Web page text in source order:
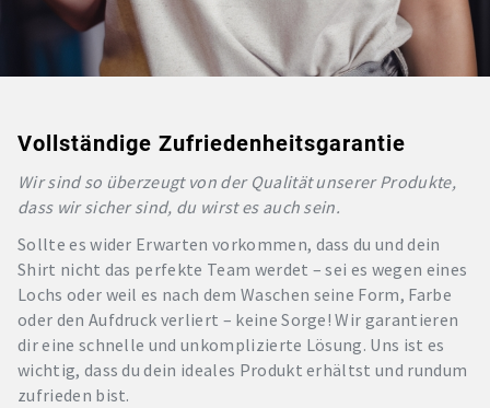
Vollständige Zufriedenheitsgarantie
Wir sind so überzeugt von der Qualität unserer Produkte,
dass wir sicher sind, du wirst es auch sein.
Sollte es wider Erwarten vorkommen, dass du und dein
Shirt nicht das perfekte Team werdet – sei es wegen eines
Lochs oder weil es nach dem Waschen seine Form, Farbe
oder den Aufdruck verliert – keine Sorge! Wir garantieren
dir eine schnelle und unkomplizierte Lösung. Uns ist es
wichtig, dass du dein ideales Produkt erhältst und rundum
zufrieden bist.